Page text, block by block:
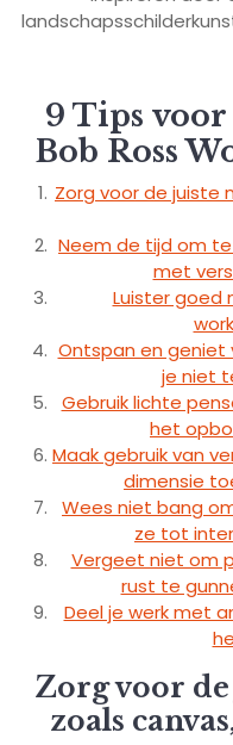
9 Tips voor
Bob Ross
Zorg voor de juiste
Neem de tijd om
met
Luister goed
Ontspan en geniet
je niet
Gebruik lichte
het
Maak gebruik van
dimensie
Wees niet bang
ze tot
Vergeet niet om
rust te
Deel je werk met
Zorg voor
zoals